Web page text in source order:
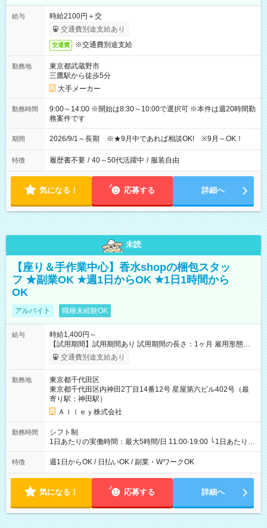
給与
時給2100円＋交
交通費別途支給あり
交通費 ※交通費別途支給
勤務地
東京都武蔵野市
三鷹駅から徒歩5分
大手メーカー
勤務時間
9:00～14:00 ※開始は8:30～10:00で選択可 ※本件は週20時間勤
務案件です
期間 2026/9/1～長期 ※★9月中であれば相談OK! ※9月～OK！
特徴 履歴書不要 / 40～50代活躍中 / 服装自由
気になる！ 応募する 詳細へ
未読
【座り＆手作業中心】香水shopの梱包スタッ
フ ★副業OK ★週1日からOK ★1日1時間から
OK
アルバイト 職種未経験OK
給与
時給1,400円～
【試用期間】試用期間あり 試用期間の長さ：1ヶ月 雇用形態、
給与は本採用時と同じです。
交通費別途支給あり
勤務地
東京都千代田区
東京都千代田区内神田2丁目14番12号 星屋第六ビル402号（最
寄り駅：神田駅）
Ａｌｌｅｙ株式会社
勤務時間
シフト制
1日あたりの実働時間：最大5時間/日 11:00-19:00 └1日あたりの
実働時間：1-5時間 └上記の時間帯内であれば、いつでも勤務可
能！ └平日・土曜日の中で、お好きな曜日でご勤務いただけま
18:00 などのように、自由な働き方が可能なお仕事です！
特徴 週1日からOK / 日払いOK / 副業・WワークOK
気になる！ 応募する 詳細へ